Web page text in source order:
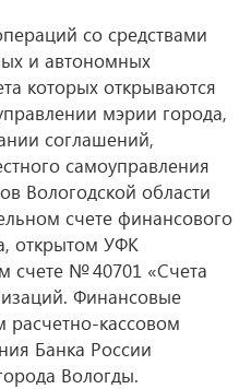
со средствами
и автономных
которых открываются
мэрии города,
соглашений,
самоуправления
Вологодской области
счете финансового
открытом УФК
счете № 40701 «Счета
Финансовые
расчетно-кассовом
Банка России
Вологды.